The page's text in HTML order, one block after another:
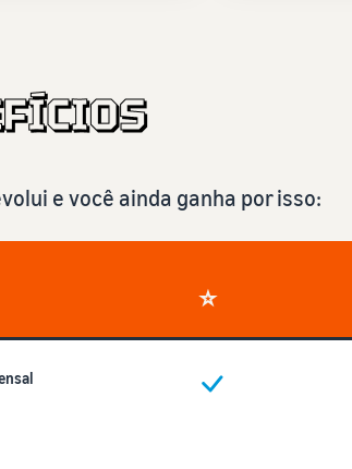
e você ainda ganha por isso:
⭐